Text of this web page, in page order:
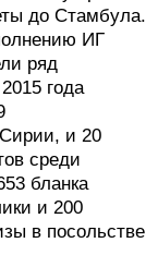
до Стамбула.
ИГ
ряд
года
и 20
среди
бланка
и 200
в посольстве